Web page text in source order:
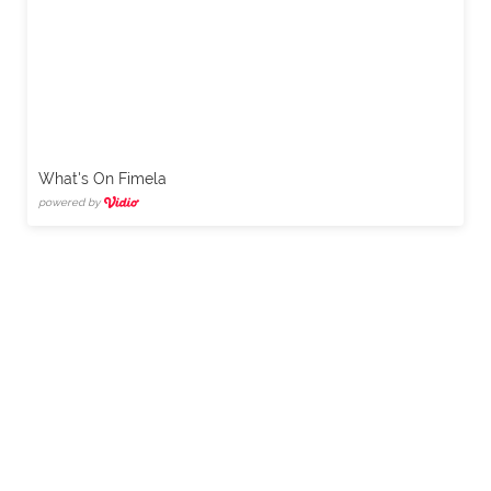
What's On Fimela
powered by